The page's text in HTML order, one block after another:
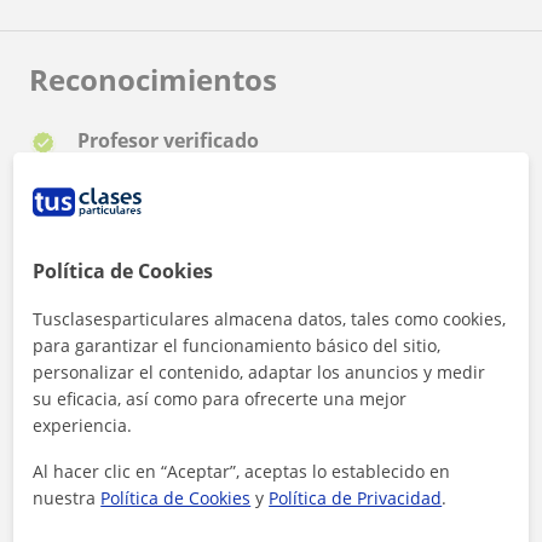
Reconocimientos
Profesor verificado
¿Quieres saber más de Sandra?
Datos verificados
★
Ver perfil
Política de Cookies
Tusclasesparticulares almacena datos, tales como cookies,
para garantizar el funcionamiento básico del sitio,
personalizar el contenido, adaptar los anuncios y medir
su eficacia, así como para ofrecerte una mejor
experiencia.
Al hacer clic en “Aceptar”, aceptas lo establecido en
nuestra Política de Cookies y Política de Privacidad.